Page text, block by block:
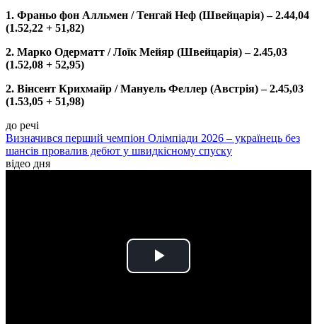
1. Франьо фон Алльмен / Тенгай Неф (Швейцарія) – 2.44,04
(1.52,22 + 51,82)
2. Марко Одерматт / Лоїк Мейяр (Швейцарія) – 2.45,03
(1.52,08 + 52,95)
2. Вінсент Крихмайр / Мануель Феллер (Австрія) – 2.45,03
(1.53,05 + 51,98)
до речі
Визначився перший чемпіон Олімпіади 2026 – українець без
шансів провалив дебют у швидкісному спуску
відео дня
Play